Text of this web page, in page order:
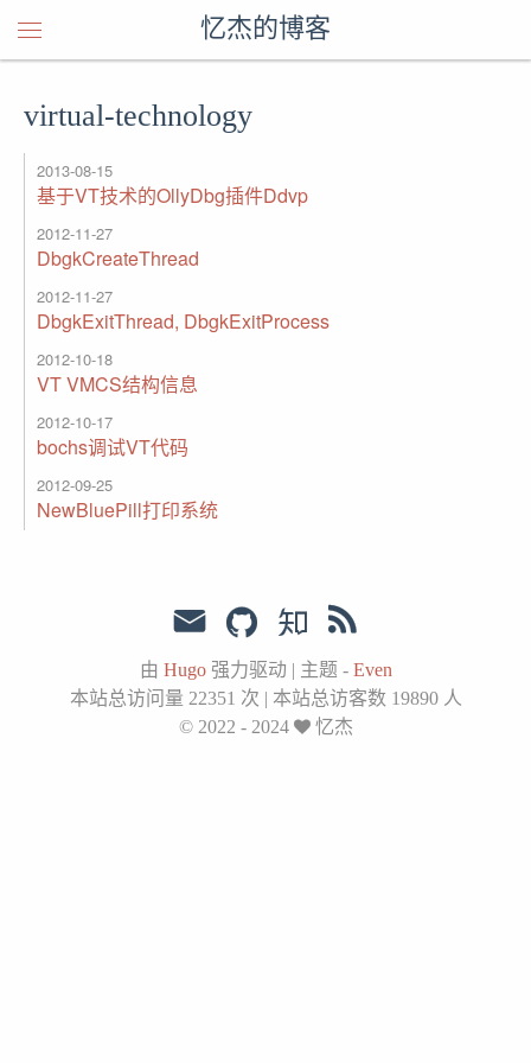
忆杰的博客
virtual-technology
2013-08-15
基于VT技术的OllyDbg插件Ddvp
2012-11-27
DbgkCreateThread
2012-11-27
DbgkExitThread, DbgkExitProcess
2012-10-18
VT VMCS结构信息
2012-10-17
bochs调试VT代码
2012-09-25
NewBluePill打印系统
由 Hugo强力驱动 | 主题 - Even
本站总访问量 22351 次 | 本站总访客数 19890人
© 2022 - 2024
忆杰